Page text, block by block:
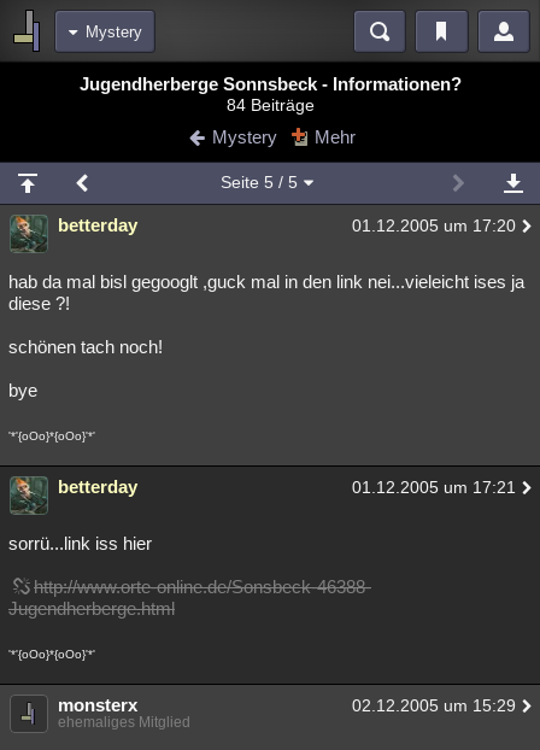
Mystery
Blogs
Chat Wiki Neuigkeiten
meine Rubriken
Menschen Wissenschaft Mystery Kriminalfälle
Spiritualität Verschwörungen Technologie Ufologie
Philosophie
Astronomie
Musik Clash Allmystery English
Lesenswert Schlüsselwörter
Jugendherberge Sonnsbeck - Informationen?
84 Beiträge
Mystery Mehr
Seite 5 / 5
betterday 01.12.2005 um 17:20
hab da mal bisl gegooglt ,guck mal in den link nei...vieleicht ises ja
diese ?!
schönen tach noch!
bye
'*'{oOo}*{oOo}'*'
betterday 01.12.2005 um 17:21
sorrü...link iss hier
http://www.orte-online.de/Sonsbeck-46388-
Jugendherberge.html
'*'{oOo}*{oOo}'*'
monsterx 02.12.2005 um 15:29
ehemaliges Mitglied